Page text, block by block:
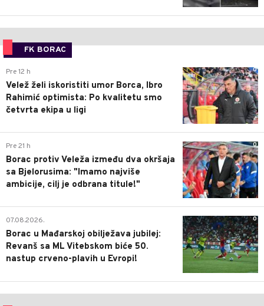
FK BORAC
0
Pre 12 h
Velež želi iskoristiti umor Borca, Ibro
Rahimić optimista: Po kvalitetu smo
četvrta ekipa u ligi
0
Pre 21 h
Borac protiv Veleža između dva okršaja
sa Bjelorusima: "Imamo najviše
ambicije, cilj je odbrana titule!"
0
07.08.2026.
Borac u Mađarskoj obilježava jubilej:
Revanš sa ML Vitebskom biće 50.
nastup crveno-plavih u Evropi!